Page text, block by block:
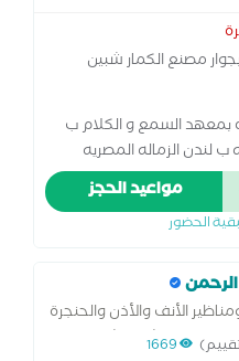
مصنع الكمار شبين
بمعهد السمع و الكلام ب
ب لندن الزماله المصريه
مواعيد الحجز
الحضور
الأنف والأذن والحنجرة
ومستشفي شبرا العام
1669